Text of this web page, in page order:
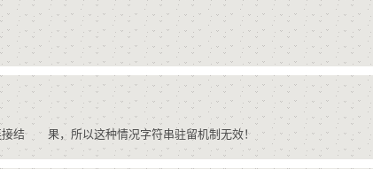
接结 果，所以这种情况字符串驻留机制无效！